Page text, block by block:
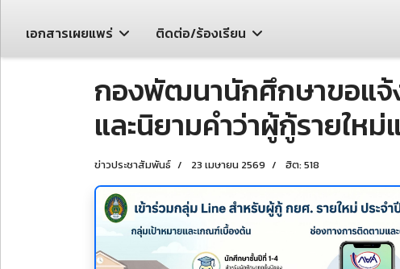
เอกสารเผยแพร่ ติดต่อ/ร้องเรียน
กองพัฒนานักศึกษาขอแจ้
และนิยามคำว่าผู้กู้รายใหม่
ข่าวประชาสัมพันธ์ 23 เมษายน 2569 ฮิต: 518